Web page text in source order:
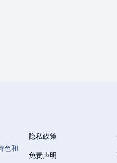
色和
隐私政策
免责声明